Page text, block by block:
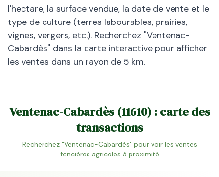
l'hectare, la surface vendue, la date de vente et le
type de culture (terres labourables, prairies,
vignes, vergers, etc.). Recherchez "Ventenac-
Cabardès" dans la carte interactive pour afficher
les ventes dans un rayon de 5 km.
Ventenac-Cabardès(11610) : carte des
transactions
Recherchez "Ventenac-Cabardès" pour voir les ventes
foncières agricoles à proximité